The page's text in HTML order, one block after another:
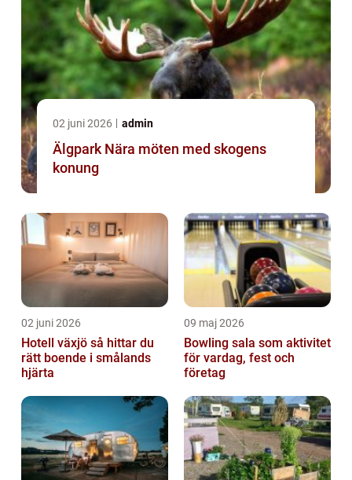
02 juni 2026 admin
Älgpark Nära möten med skogens
konung
02 juni 2026
Hotell växjö så hittar du
rätt boende i smålands
hjärta
09 maj 2026
Bowling sala som aktivitet
för vardag, fest och
företag